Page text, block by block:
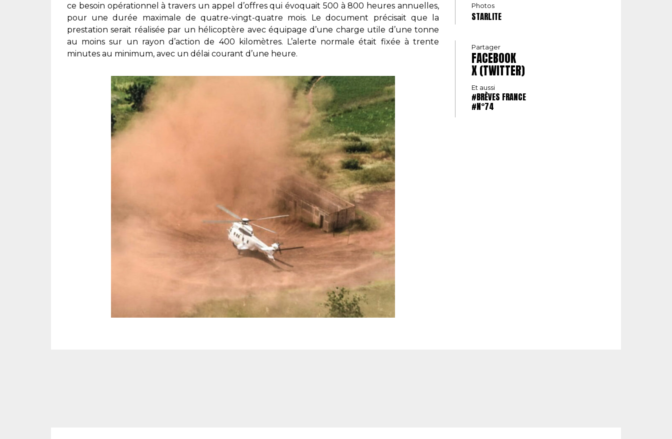
ce besoin opérationnel à travers un appel d’offres qui évoquait 500 à 800 heures annuelles,
pour une durée maximale de quatre-vingt-quatre mois. Le document précisait que la
prestation serait réalisée par un hélicoptère avec équipage d’une charge utile d’une tonne
au moins sur un rayon d’action de 400 kilomètres. L’alerte normale était fixée à trente
minutes au minimum, avec un délai courant d’une heure.
Photos
STARLITE
Partager
FACEBOOK
X (TWITTER)
Et aussi
#BRÈVES FRANCE
#N°74